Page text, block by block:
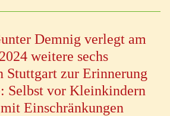
Demnig verlegt am
weitere sechs
Stuttgart zur Erinnerung
Selbst vor Kleinkindern
Einschränkungen